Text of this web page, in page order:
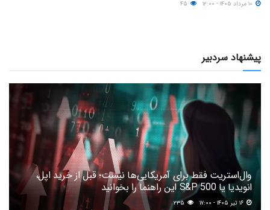
پیشنهاد سردبیر
وال‌استریت فقط برای آمریکایی‌ها نیست؛ قبل از خرید اپل،
انویدیا یا S&P 500 این راهنما را بخوانید
۲۳۵